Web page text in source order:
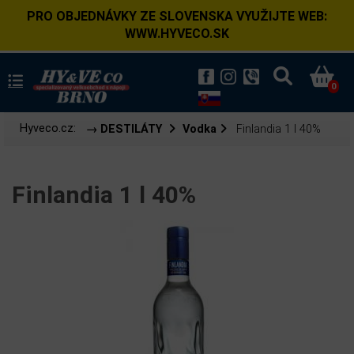
PRO OBJEDNÁVKY ZE SLOVENSKA VYUŽIJTE WEB:
WWW.HYVECO.SK
0
Hyveco.cz: → DESTILÁTY Vodka Finlandia 1 l 40%
Finlandia 1 l 40%